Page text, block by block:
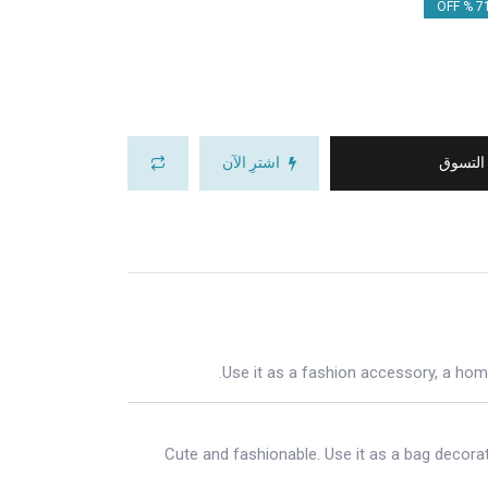
التسوق اشترِ الآن
Use it as a fashion accessory, a
Cute and fashionable. Use it as a bag